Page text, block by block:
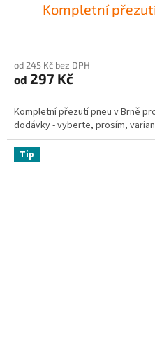
Kompletní
od 245 Kč bez DPH
od 297 Kč
Kompletní přezutí pneu v Brně
dodávky - vyberte, prosím,
Tip